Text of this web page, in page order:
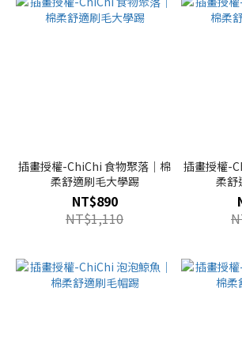
插畫授權-ChiChi 食物聚落｜棉
柔舒適刷毛大學踢
NT$890
NT$1,110
插畫授權-
柔舒